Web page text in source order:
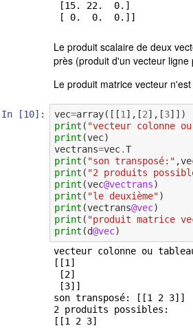
Le produit scalaire de deux
près (produit d'un vecteur
Le produit matrice vecteur
In [10]: vec=array([[1 ],[2],[3]])
print ( "vecteur colonne
print (vec)
vectrans=vec.T
print ( "son transposé:" ,
print ( "2 produits
print (vec@vectrans)
print ( "le deuxième")
print (vectrans@vec)
print ( "produit matrice
print (d@vec)
vecteur colonne ou
[[1]
son transposé: [[1 2 3]]
2 produits possibles:
[[1 2 3]